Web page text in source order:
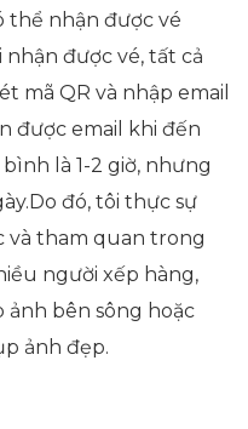
thể nhận được vé
được vé, tất cả
mã QR và nhập email
được email khi đến
là 1-2 giờ, nhưng
đó, tôi thực sự
và tham quan trong
người xếp hàng,
ảnh bên sông hoặc
ảnh đẹp.